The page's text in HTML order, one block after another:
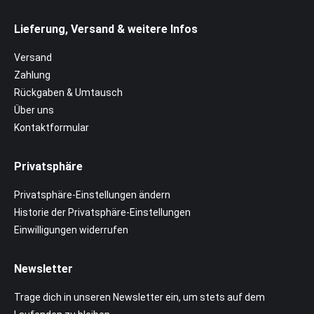
Lieferung, Versand & weitere Infos
Versand
Zahlung
Rückgaben & Umtausch
Über uns
Kontaktformular
Privatsphäre
Privatsphäre-Einstellungen ändern
Historie der Privatsphäre-Einstellungen
Einwilligungen widerrufen
Newsletter
Trage dich in unseren Newsletter ein, um stets auf dem